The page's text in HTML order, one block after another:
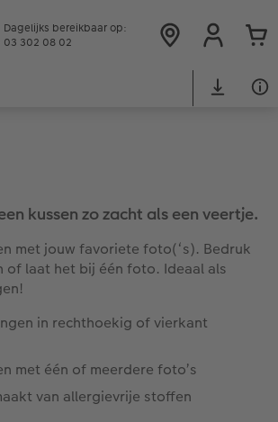
Dagelijks bereikbaar op:
03 302 08 02
kussen zo zacht als een veertje.
met jouw favoriete foto(‘s). Bedruk
of laat het bij één foto. Ideaal als
in rechthoekig of vierkant
met één of meerdere foto’s
van allergievrije stoffen